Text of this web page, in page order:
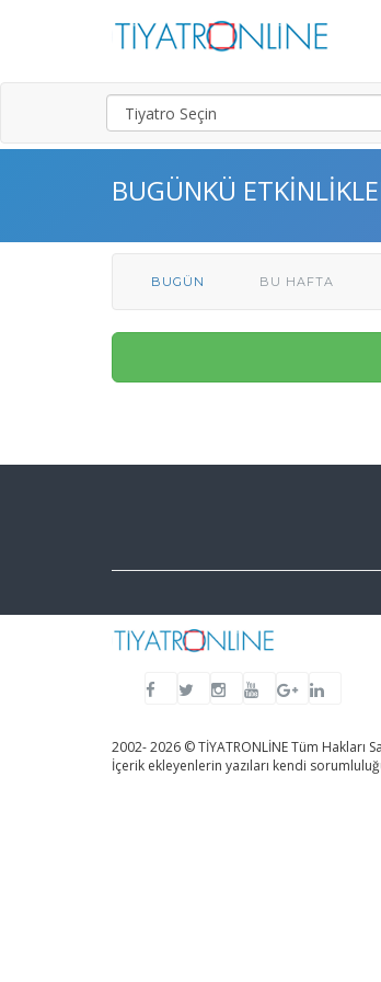
BUGÜNKÜ
BUGÜN BU HAFTA
2002- 2026 © TİYATRONLİNE Tüm Hakları
İçerik ekleyenlerin yazıları kendi